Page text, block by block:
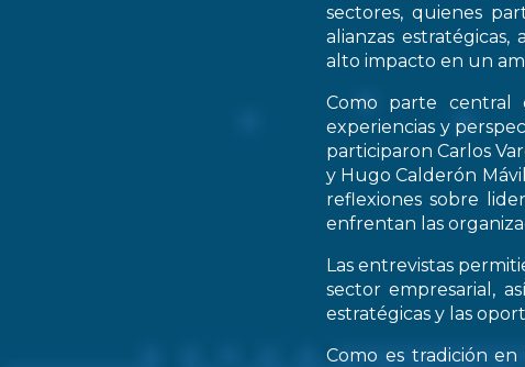
sectores, quienes
alianzas
alto impacto en un
Como parte central
experiencias y
participaron Carlos
y Hugo Calderón
reflexiones sobre
enfrentan las
Las entrevistas
sector empresarial,
estratégicas y las
Como es tradición